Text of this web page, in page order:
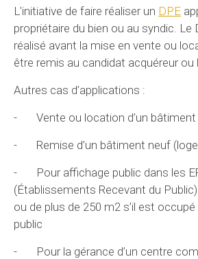
L'initiative de faire réaliser un DPE
propriétaire du bien ou au syndic. Le
réalisé avant la mise en vente ou
être remis au candidat acquéreur ou
Autres cas d’applications :
- Vente ou location d’un bâtiment
- Remise d’un bâtiment neuf
- Pour affichage public dans les
(Établissements Recevant du
ou de plus de 250 m2 s’il est
public
- Pour la gérance d’un centre